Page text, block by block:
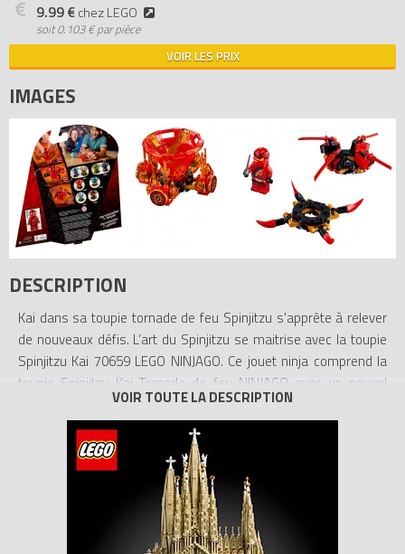
9.99 €chez LEGO
soit0.103 € par pièce
VOIR LES PRIX
IMAGES
DESCRIPTION
Kai dans sa toupie tornade de feu Spinjitzu s'apprête à relever
de nouveaux défis. L’art du Spinjitzu se maitrise avec la toupie
Spinjitzu Kai 70659 LEGO NINJAGO. Ce jouet ninja comprend la
toupie Spinjitzu Kai Tornade de feu NINJAGO avec un nouvel
élément LEGO NINJAGO, disponible en janvier 2019 et 3
accessoires pour les modes Spinjitzu attaque, défense et
vitesse. Cette toupie permet d'expérimenter différentes
techniques, de créer ses défis et de concurrencer ses amis, les
possibilités sont infinies. Ce jouet créatif inclut une figurine de
Kai avec un katana, plus 3 présentoirs à construire pour les
armes et les accessoires.